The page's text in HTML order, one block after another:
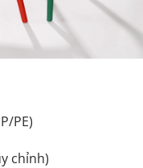
PE)
chỉnh)